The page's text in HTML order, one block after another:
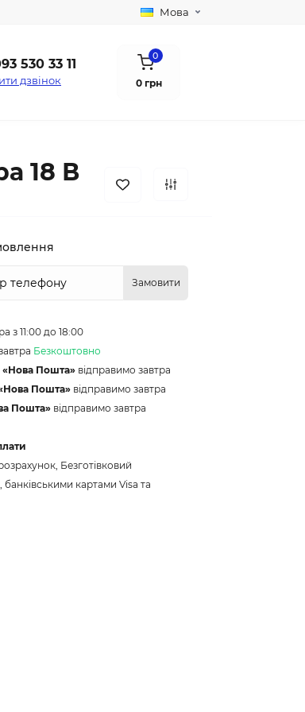
Мова
530 33 11
дзвінок
0
0 грн
18 В
Замовити
з 11:00 до 18:00
Безкоштовно
«Нова Пошта» відправимо завтра
Пошта» відправимо завтра
Пошта» відправимо завтра
Безготівковий
банківськими картами Visa та